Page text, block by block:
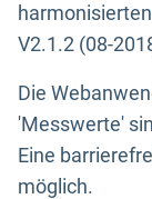
V2.1.2 (08-
Die
'Messwerte'
Eine
möglich.